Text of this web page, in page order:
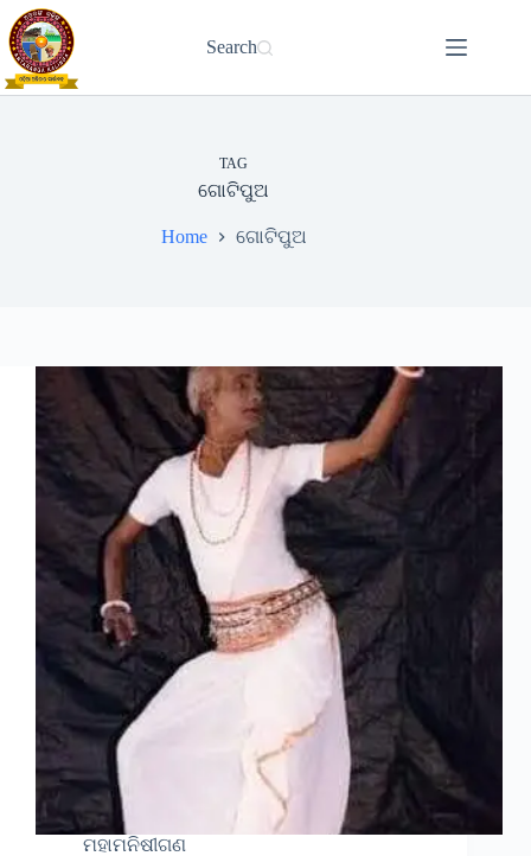
Skip
to
content
Search
TAG
ଗୋଟିପୁଅ
Home ଗୋଟିପୁଅ
ମହାମନିଷୀଗଣ